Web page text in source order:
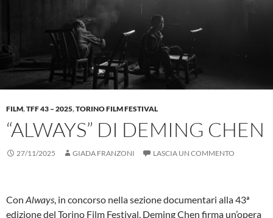
FILM,TFF 43 – 2025,TORINO FILM FESTIVAL
“ALWAYS” DI DEMING CHEN
27/11/2025 GIADA FRANZONI LASCIA UN COMMENTO
Con Always, in concorso nella sezione documentari alla 43ª
edizione del Torino Film Festival, Deming Chen firma un’opera